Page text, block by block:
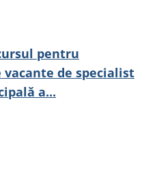
pentru
de specialist
a...